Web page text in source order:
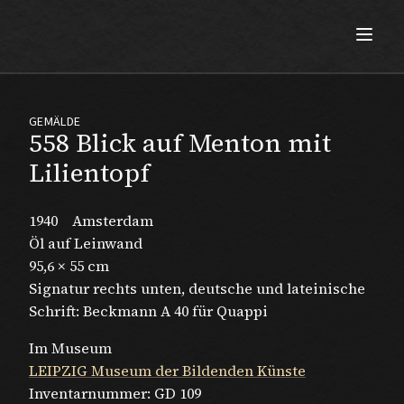
558 Blick auf Menton mit
Lilientopf
GEMÄLDE
1940
Amsterdam
Öl auf Leinwand
95,6 × 55 cm
Signatur rechts unten, deutsche und lateinische
Schrift: Beckmann A 40 für Quappi
Im Museum
LEIPZIG Museum der Bildenden Künste
Inventarnummer: GD 109